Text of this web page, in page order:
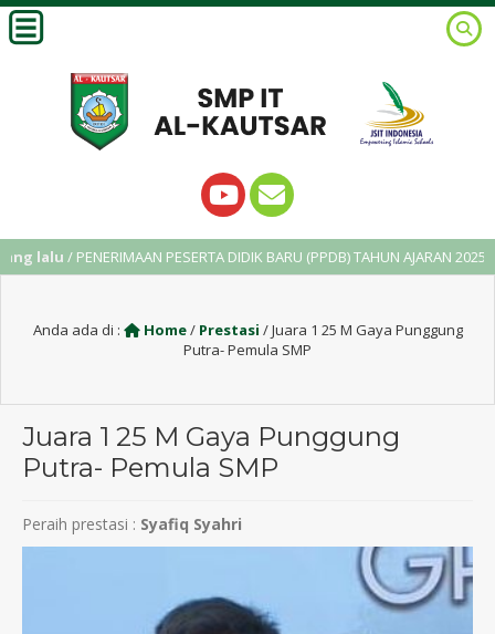
lalu / PENERIMAAN PESERTA DIDIK BARU (PPDB) TAHUN AJARAN 2025/2026
Anda ada di : Home/ Prestasi /Juara 1 25 M Gaya Punggung
Putra- Pemula SMP
Juara 1 25 M Gaya Punggung
Putra- Pemula SMP
Peraih prestasi : Syafiq Syahri